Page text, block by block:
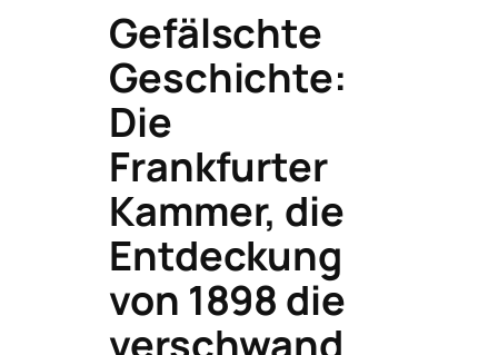
Gefälschte
Geschichte:
Die
Frankfurter
Kammer, die
Entdeckung
von 1898 die
verschwand